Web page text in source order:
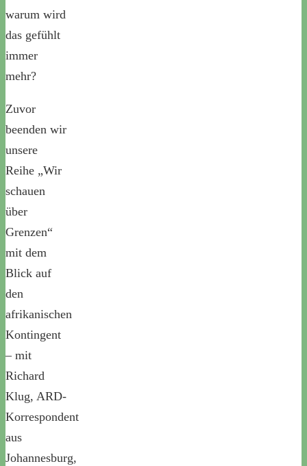
warum wird
das gefühlt
immer
mehr?
Zuvor
beenden wir
unsere
Reihe „Wir
schauen
über
Grenzen“
mit dem
Blick auf
den
afrikanischen
Kontingent
– mit
Richard
Klug, ARD-
Korrespondent
aus
Johannesburg,